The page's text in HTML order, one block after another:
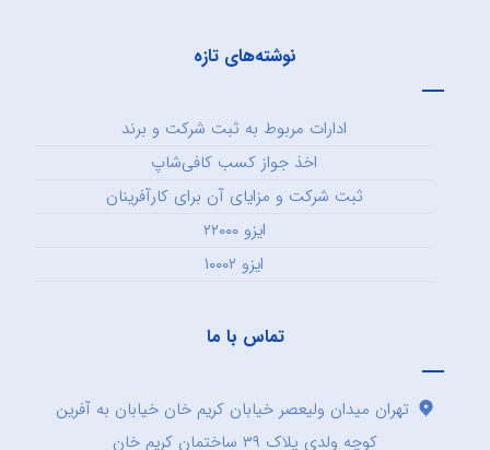
نوشته‌های تازه
ادارات مربوط به ثبت شرکت و برند
اخذ جواز کسب کافی‌شاپ
ثبت شرکت و مزایای آن برای کارآفرینان
ایزو ۲۲۰۰۰
ایزو ۱۰۰۰۲
تماس با ما
تهران میدان ولیعصر خیابان کریم خان خیابان به آفرین
کوچه ولدی پلاک ۳۹ ساختمان کریم خان